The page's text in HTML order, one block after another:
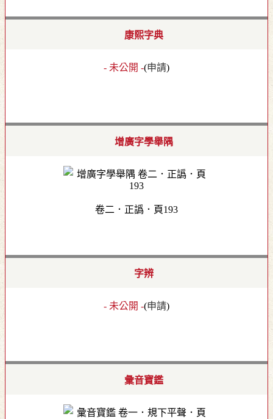
康熙字典
- 未公開 -(申請)
增廣字學舉隅
卷二．正譌．頁193
字辨
- 未公開 -(申請)
彙音寶鑑